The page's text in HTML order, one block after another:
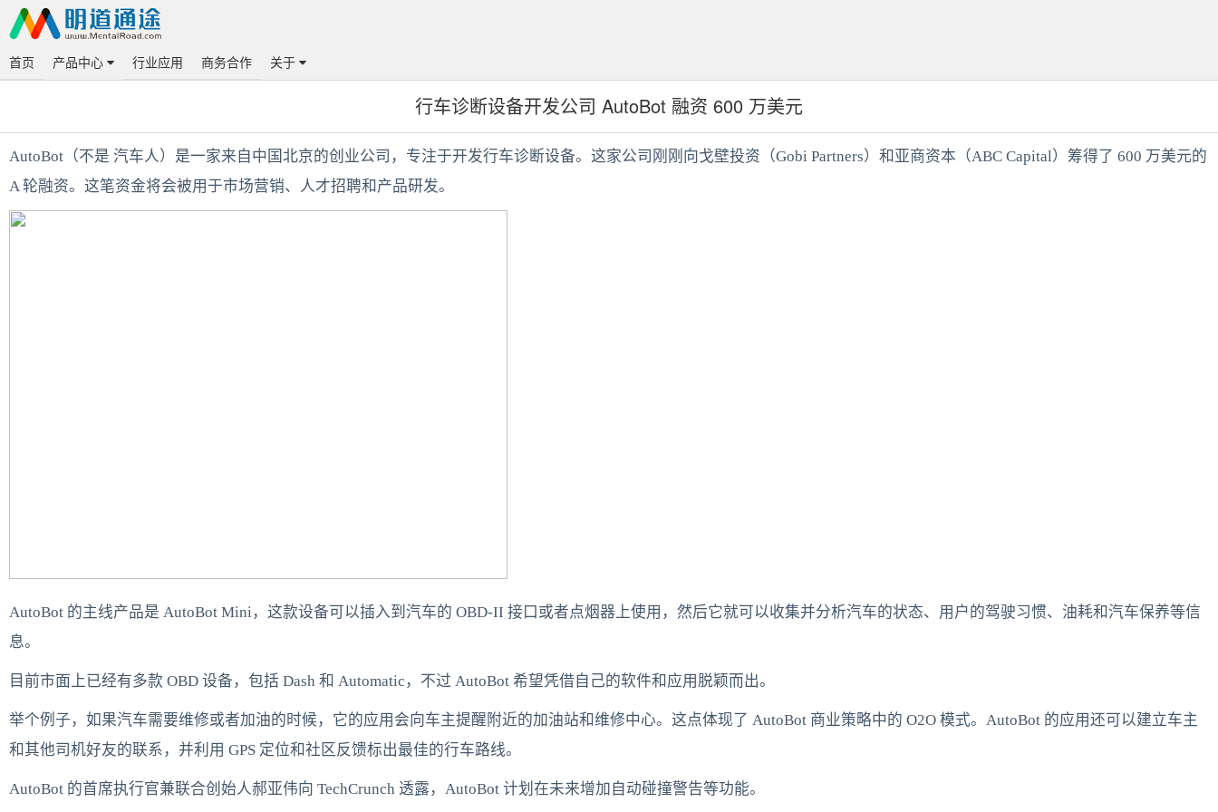
首页 产品中心 行业应用 商务合作 关于
行车诊断设备开发公司 AutoBot 融资 600 万美元
AutoBot（不是 汽车人）是一家来自中国北京的创业公司，专注于开发行车诊断设备。这家公司刚刚向戈壁投资（Gobi Partners）和亚商资本（ABC Capital）筹得了 600 万美元的
A 轮融资。这笔资金将会被用于市场营销、人才招聘和产品研发。
AutoBot 的主线产品是 AutoBot Mini，这款设备可以插入到汽车的 OBD-II 接口或者点烟器上使用，然后它就可以收集并分析汽车的状态、用户的驾驶习惯、油耗和汽车保养等信
息。
目前市面上已经有多款 OBD 设备，包括 Dash 和 Automatic，不过 AutoBot 希望凭借自己的软件和应用脱颖而出。
举个例子，如果汽车需要维修或者加油的时候，它的应用会向车主提醒附近的加油站和维修中心。这点体现了 AutoBot 商业策略中的 O2O 模式。AutoBot 的应用还可以建立车主
和其他司机好友的联系，并利用 GPS 定位和社区反馈标出最佳的行车路线。
AutoBot 的首席执行官兼联合创始人郝亚伟向 TechCrunch 透露，AutoBot 计划在未来增加自动碰撞警告等功能。